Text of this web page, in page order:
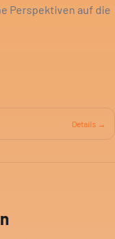
Perspektiven auf die
Details →